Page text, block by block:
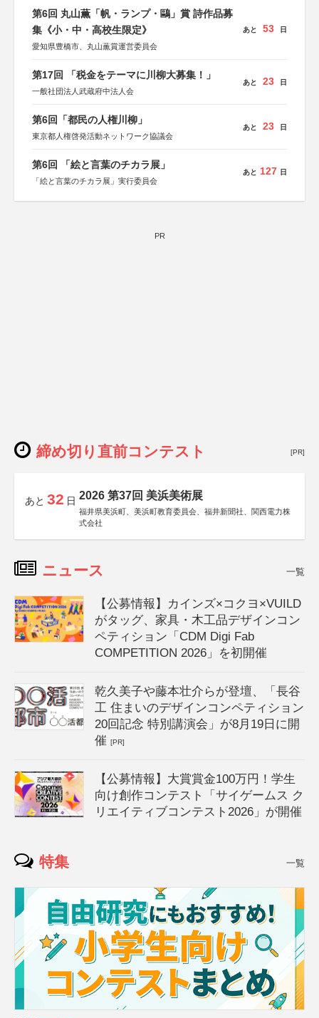
第6回 丸山薫「帆・ランプ・鷗」賞 詩作品募
集《小・中・高校生限定》
愛知県豊橋市、丸山薫賞運営委員会
あと 53 日
第17回 「税金をテーマに川柳大募集！」
一般社団法人武蔵府中法人会
あと 23 日
第6回「都民の人権川柳」
東京都人権啓発活動ネットワーク協議会
あと 23 日
第6回 「絵と言葉のチカラ展」
「絵と言葉のチカラ展」実行委員会
あと 127 日
PR
締め切り直前コンテスト [PR]
あと 32 日 2026 第37回 美浜美術展
福井県美浜町、美浜町教育委員会、福井新聞社、関西電力株
式会社
ニュース 一覧
【公募情報】カインズ×コクヨ×VUILD
がタッグ、家具・木工品デザインコン
ペティション「CDM Digi Fab
COMPETITION 2026」を初開催
乾久美子や藤本壮介らが登壇、「長谷
工 住まいのデザインコンペティション
20回記念 特別講演会」が8月19日に開
催[PR]
【公募情報】大賞賞金100万円！学生
向け創作コンテスト「サイゲームス ク
リエイティブコンテスト2026」が開催
特集 一覧